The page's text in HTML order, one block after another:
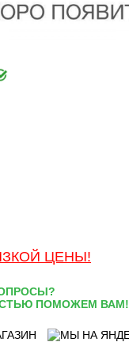
ЦЕНЫ!
ПОМОЖЕМ ВАМ!